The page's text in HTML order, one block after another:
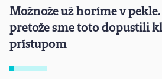
Možnože už horíme v
pretože sme toto dopustili
prístupom